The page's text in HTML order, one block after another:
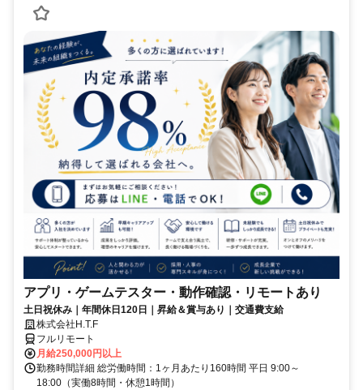
アプリ・ゲームテスター・動作確認・リモートあり
土日祝休み｜年間休日120日｜昇給＆賞与あり｜交通費支給
株式会社H.T.F
フルリモート
月給250,000円以上
勤務時間詳細 総労働時間：1ヶ月あたり160時間 平日 9:00～
18:00（実働8時間・休憩1時間）